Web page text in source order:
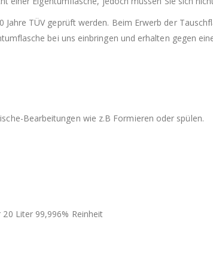
TÜV geprüft werden. Beim Erwerb der
bei uns einbringen und erhalten gegen
Bearbeitungen wie z.B Formieren oder spülen.
Liter 99,996% Reinheit